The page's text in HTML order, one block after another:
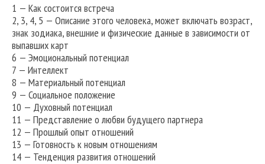
1 — Как состоится встреча
2, 3, 4, 5 — Описание этого человека, может включать возраст,
знак зодиака, внешние и физические данные в зависимости от
выпавших карт
6 — Эмоциональный потенциал
7 — Интеллект
8 — Материальный потенциал
9 — Социальное положение
10 — Духовный потенциал
11 — Представление о любви будущего партнера
12 — Прошлый опыт отношений
13 — Готовность к новым отношениям
14 — Тенденция развития отношений